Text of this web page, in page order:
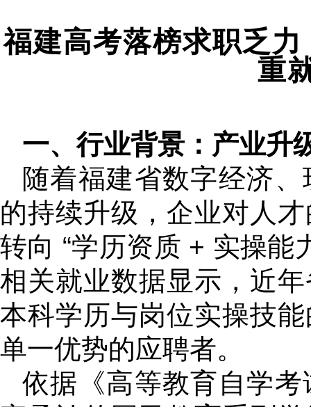
福建高考落榜求职乏
重
一、行业背景：产业升
随着福建省数字经济
的持续升级，企业对人
转向 “学历资质 + 实操能
相关就业数据显示，近
本科学历与岗位实操技
单一优势的应聘者。
依据《高等教育自学